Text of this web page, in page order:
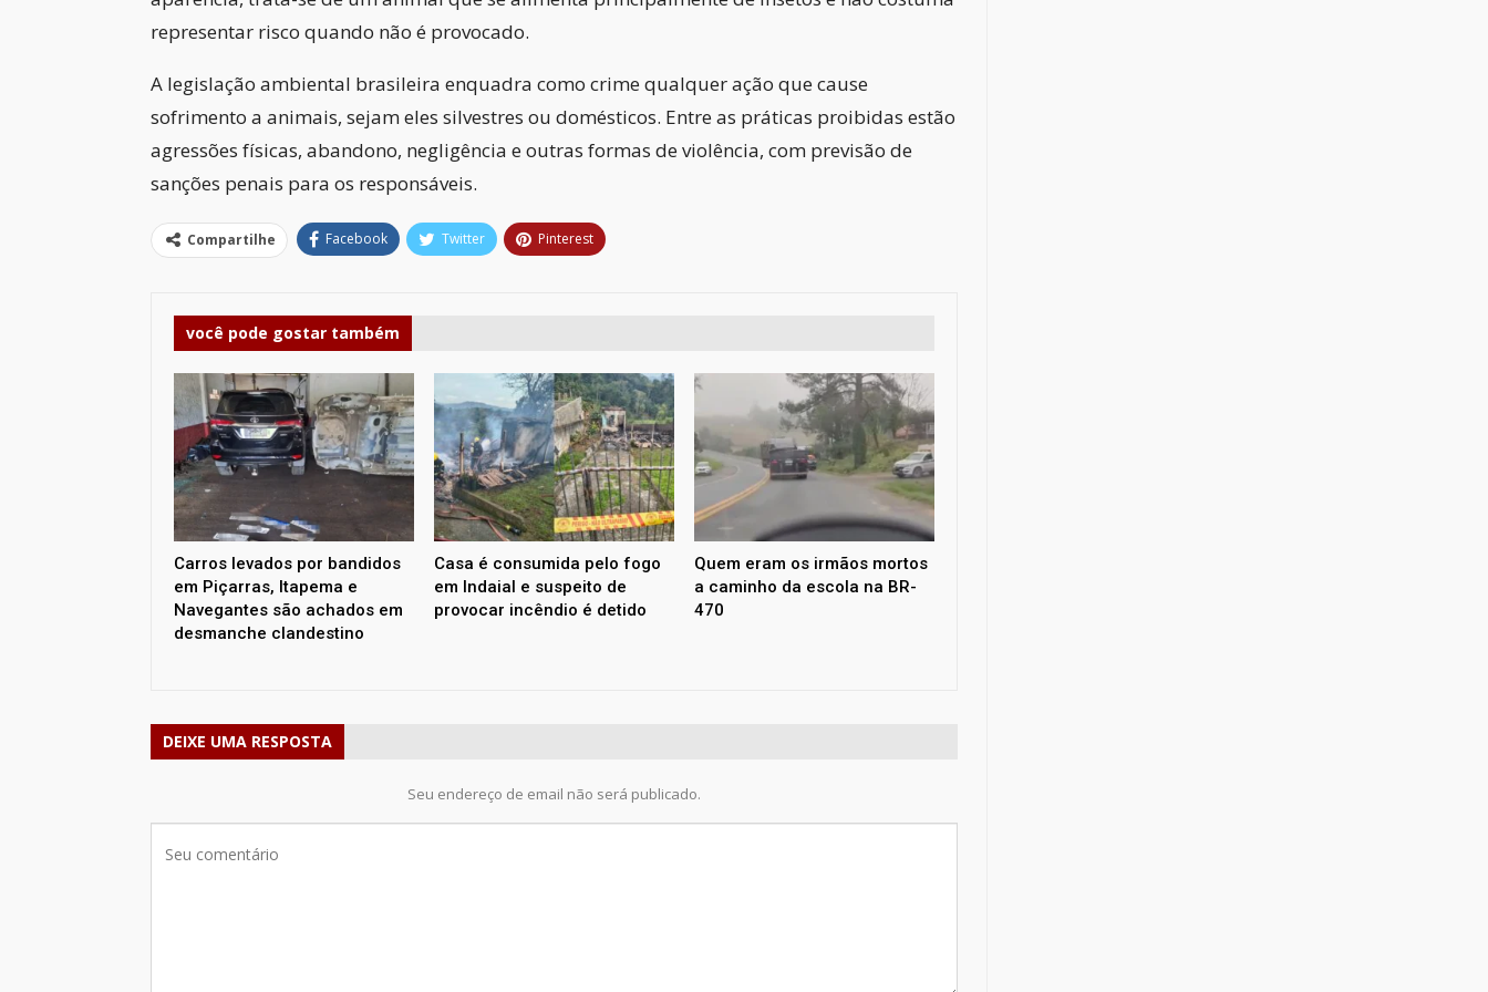
representar risco quando não é provocado.
A legislação ambiental brasileira enquadra como crime qualquer ação que cause
sofrimento a animais, sejam eles silvestres ou domésticos. Entre as práticas proibidas estão
agressões físicas, abandono, negligência e outras formas de violência, com previsão de
sanções penais para os responsáveis.
Compartilhe Facebook Twitter Pinterest
você pode gostar também
Carros levados por bandidos
em Piçarras, Itapema e
Navegantes são achados em
desmanche clandestino
Casa é consumida pelo fogo
em Indaial e suspeito de
provocar incêndio é detido
Quem eram os irmãos mortos
a caminho da escola na BR-
470
DEIXE UMA RESPOSTA
Seu endereço de email não será publicado.